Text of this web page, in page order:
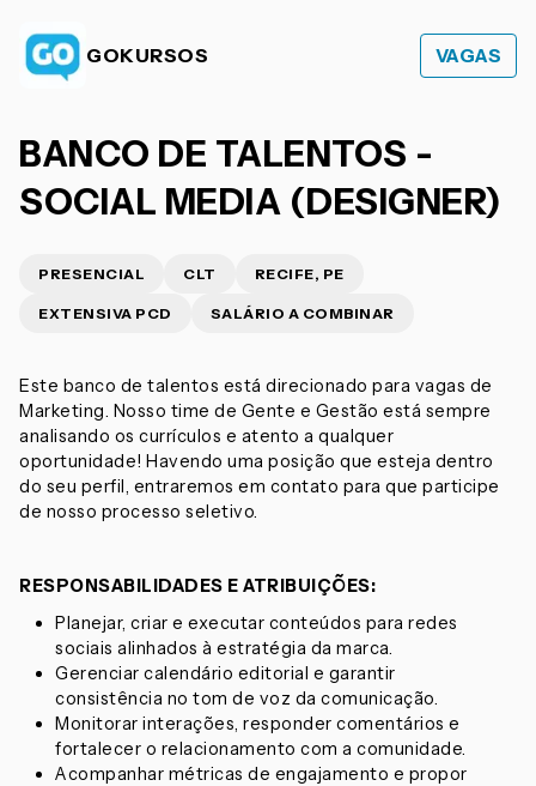
GOKURSOS VAGAS
BANCO DE TALENTOS -
SOCIAL MEDIA (DESIGNER)
PRESENCIAL CLT RECIFE, PE
EXTENSIVA PCD SALÁRIO A COMBINAR
Este banco de talentos está direcionado para vagas de
Marketing. Nosso time de Gente e Gestão está sempre
analisando os currículos e atento a qualquer
oportunidade! Havendo uma posição que esteja dentro
do seu perfil, entraremos em contato para que participe
de nosso processo seletivo.
RESPONSABILIDADES E ATRIBUIÇÕES:
Planejar, criar e executar conteúdos para redes
sociais alinhados à estratégia da marca.
Gerenciar calendário editorial e garantir
consistência no tom de voz da comunicação.
Monitorar interações, responder comentários e
fortalecer o relacionamento com a comunidade.
Acompanhar métricas de engajamento e propor